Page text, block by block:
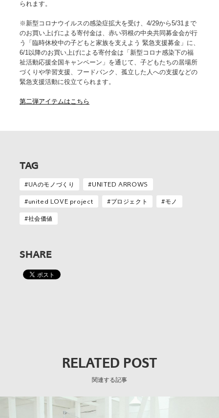
られます。
※新型コロナウイルスの感染症拡大を受け、4/29から5/31まで
のお買い上げによる寄付金は、赤い羽根の中央共同募金会が行
う「臨時休校中の子どもと家族を支えよう 緊急支援募金」に、
6/1以降のお買い上げによる寄付金は「新型コロナ感染下の福
祉活動応援全国キャンペーン」を通じて、子どもたちの居場所
づくりや学習支援、フードバンク、孤立した人への支援などの
緊急支援活動に役立てられます。
第二弾アイテムはこちら
TAG
UAのモノづくり UNITED ARROWS
united LOVE project プロジェクト モノ
社会価値
SHARE
RELATED POST
関連する記事